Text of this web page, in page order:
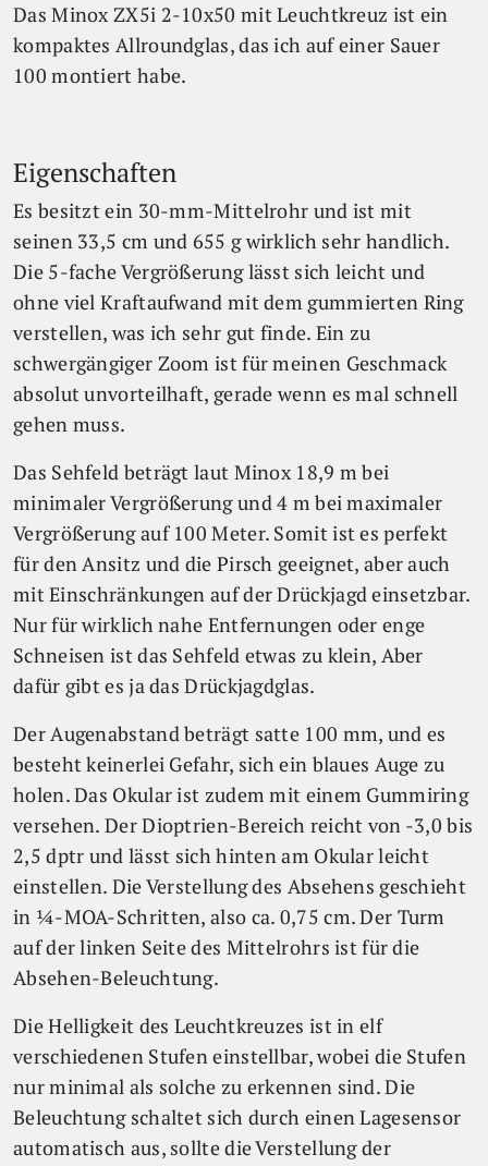
Das Minox ZX5i 2-10x50 mit Leuchtkreuz ist ein
kompaktes Allroundglas, das ich auf einer Sauer
100 montiert habe.
Eigenschaften
Es besitzt ein 30-mm-Mittelrohr und ist mit
seinen 33,5 cm und 655 g wirklich sehr handlich.
Die 5-fache Vergrößerung lässt sich leicht und
ohne viel Kraftaufwand mit dem gummierten Ring
verstellen, was ich sehr gut finde. Ein zu
schwergängiger Zoom ist für meinen Geschmack
absolut unvorteilhaft, gerade wenn es mal schnell
gehen muss.
Das Sehfeld beträgt laut Minox 18,9 m bei
minimaler Vergrößerung und 4 m bei maximaler
Vergrößerung auf 100 Meter. Somit ist es perfekt
für den Ansitz und die Pirsch geeignet, aber auch
mit Einschränkungen auf der Drückjagd einsetzbar.
Nur für wirklich nahe Entfernungen oder enge
Schneisen ist das Sehfeld etwas zu klein, Aber
dafür gibt es ja das Drückjagdglas.
Der Augenabstand beträgt satte 100 mm, und es
besteht keinerlei Gefahr, sich ein blaues Auge zu
holen. Das Okular ist zudem mit einem Gummiring
versehen. Der Dioptrien-Bereich reicht von -3,0 bis
2,5 dptr und lässt sich hinten am Okular leicht
einstellen. Die Verstellung des Absehens geschieht
in ¼-MOA-Schritten, also ca. 0,75 cm. Der Turm
auf der linken Seite des Mittelrohrs ist für die
Absehen-Beleuchtung.
Die Helligkeit des Leuchtkreuzes ist in elf
verschiedenen Stufen einstellbar, wobei die Stufen
nur minimal als solche zu erkennen sind. Die
Beleuchtung schaltet sich durch einen Lagesensor
automatisch aus, sollte die Verstellung der